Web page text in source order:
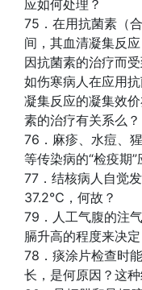
应如何处理？
75．在用抗菌素（
间，其血清凝集反
因抗菌素的治疗而
如伤寒病人在应用
凝集反应的凝集效
素的治疗有关系么？
76．麻疹、水痘、
等传染病的“检疫期
77．结核病人自觉
37.2℃，何故？
79．人工气腹的注
膈升高的程度来决
78．痰涂片检查时
长，是何原因？这